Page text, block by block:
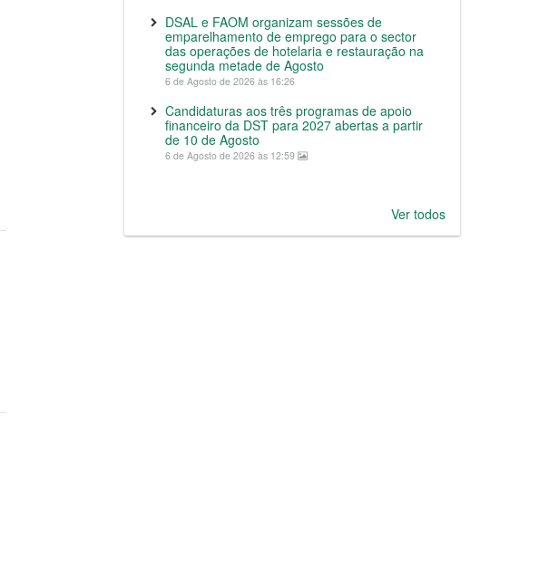
DSAL e FAOM organizam sessões de
emparelhamento de emprego para o sector
das operações de hotelaria e restauração na
segunda metade de Agosto
6 de Agosto de 2026 às 16:26
Candidaturas aos três programas de apoio
financeiro da DST para 2027 abertas a partir
de 10 de Agosto
6 de Agosto de 2026 às 12:59
Ver todos